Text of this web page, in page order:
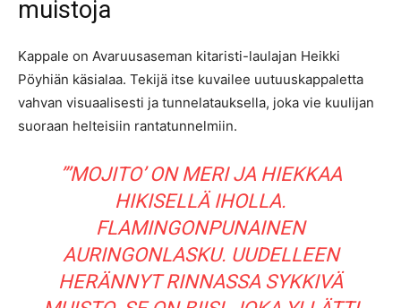
muistoja
Kappale on Avaruusaseman kitaristi-laulajan Heikki
Pöyhiän käsialaa. Tekijä itse kuvailee uutuuskappaletta
vahvan visuaalisesti ja tunnelatauksella, joka vie kuulijan
suoraan helteisiin rantatunnelmiin.
”’MOJITO’ ON MERI JA HIEKKAA
HIKISELLÄ IHOLLA.
FLAMINGONPUNAINEN
AURINGONLASKU. UUDELLEEN
HERÄNNYT RINNASSA SYKKIVÄ